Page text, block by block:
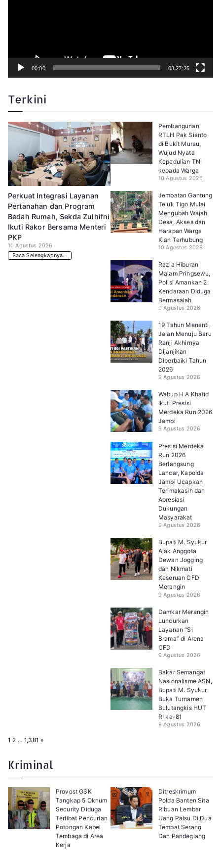
00:00 03:27:25
Terkini
Perkuat Integrasi Layanan
Pertanahan dan Program
Bedah Rumah, Sekda Zulhifni
Ikuti Rakor Bersama Menteri
PKP
10 Agustus 2026
Baca Selengkapnya...
Pembangunan
RTLH Pak Sianto
di Bukit Murau,
Wujud Nyata
Kepedulian TNI
kepada Warga
10 Agustus 2026
Jembatan Gantung
Teluk Tigo Mulai
Mengubah Wajah
Desa, Akses dan
Harapan Warga
Kian Terhubung
10 Agustus 2026
Razia Hiburan
Malam Pringsewu,
Polisi Amankan 2
Kendaraan Diduga
Bermasalah
9 Agustus 2026
19 Tahun Menanti,
Jalan Menuju Baru
Ranji Akhirnya
Dijanjikan
Diperbaiki Tahun
2026
9 Agustus 2026
Wabup H A Khafid
Ikuti Presisi
Merdeka Run 2026
Jambi
9 Agustus 2026
Presisi Merdeka
Run 2026
Berlangsung
Lancar, Kapolda
Jambi Ucapkan
Terimakasih dan
Apresiasi
Dukungan
Masyarakat
9 Agustus 2026
Bupati M. Syukur
Ajak Anggota
Dewan Jogging
dan Nikmati
Keseruan CFD
Merangin
9 Agustus 2026
Damkar Merangin
Luncurkan
Layanan “Si
Brama” di Arena
CFD
9 Agustus 2026
Bakar Semangat
Nasionalisme ASN,
Bupati M. Syukur
Buka Turnamen
Bulutangkis HUT
RI ke-81
9 Agustus 2026
P
:
1 2 … 1,381 N
»
Kriminal
Provost GSK
Tangkap 5 Oknum
Security Diduga
Terlibat Pencurian
Potongan Kabel
Tembaga di Area
Kerja
Ditreskrimum
Polda Banten Sita
Ribuan Lembar
Uang Palsu Di Dua
Tempat Serang
Dan Pandeglang